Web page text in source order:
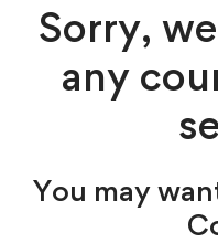
Sorry,
any
You may